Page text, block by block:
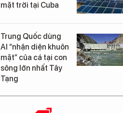
mặt trời tại Cuba
Trung Quốc dùng
AI “nhận diện khuôn
mặt” của cá tại con
sông lớn nhất Tây
Tạng